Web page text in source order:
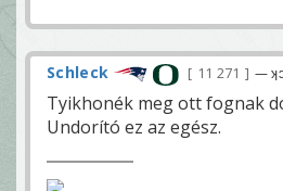
Schleck 11 271 —
Tyikhonék meg ott fognak
Undorító ez az egész.